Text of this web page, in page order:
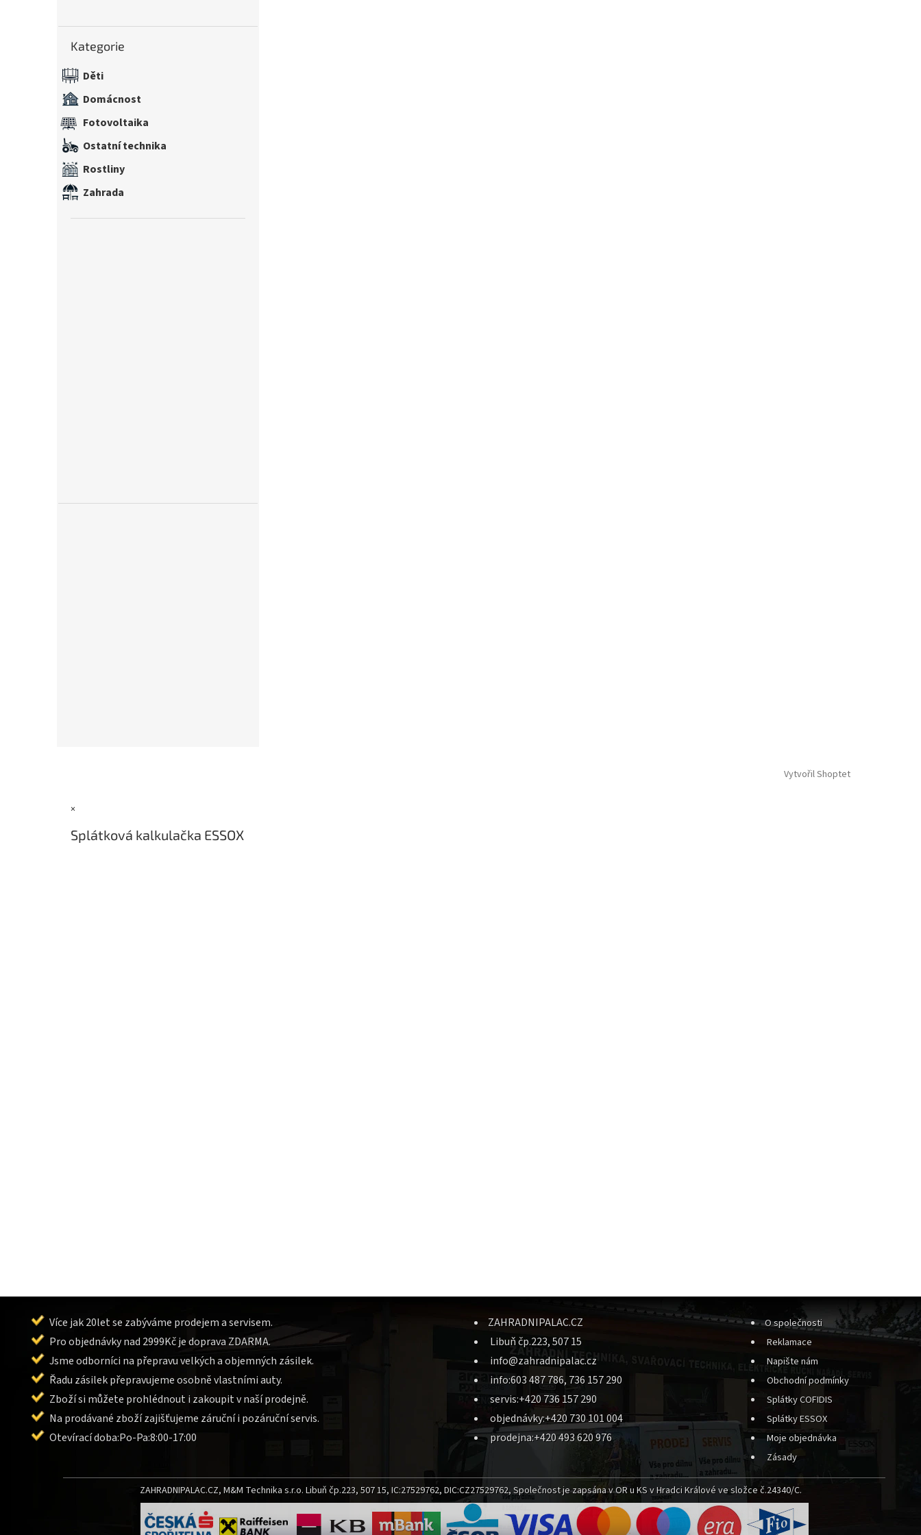
e
kategorie
Kategorie
Děti
Domácnost
Fotovoltaika
Ostatní technika
Rostliny
Zahrada
Vytvořil Shoptet
×
Splátková kalkulačka ESSOX
Více jak 20let se zabýváme prodejem a servisem.
Pro objednávky nad 2999Kč je doprava ZDARMA.
Jsme odborníci na přepravu velkých a objemných zásilek.
Řadu zásilek přepravujeme osobně vlastními auty.
Zboží si můžete prohlédnout i zakoupit v naší prodejně.
Na prodávané zboží zajišťujeme záruční i pozáruční servis.
Otevírací doba:Po-Pa:8:00-17:00
ZAHRADNIPALAC.CZ
Libuň čp.223, 507 15
info@zahradnipalac.cz
info:603 487 786, 736 157 290
servis:+420 736 157 290
objednávky:+420 730 101 004
prodejna:+420 493 620 976
O společnosti
Reklamace
Napište nám
Obchodní podmínky
Splátky COFIDIS
Splátky ESSOX
Moje objednávka
Zásady
ZAHRADNIPALAC.CZ, M&M Technika s.r.o. Libuň čp.223, 507 15, IC:27529762, DIC:CZ27529762, Společnost je zapsána v OR u KS v Hradci Králové ve složce č.24340/C.